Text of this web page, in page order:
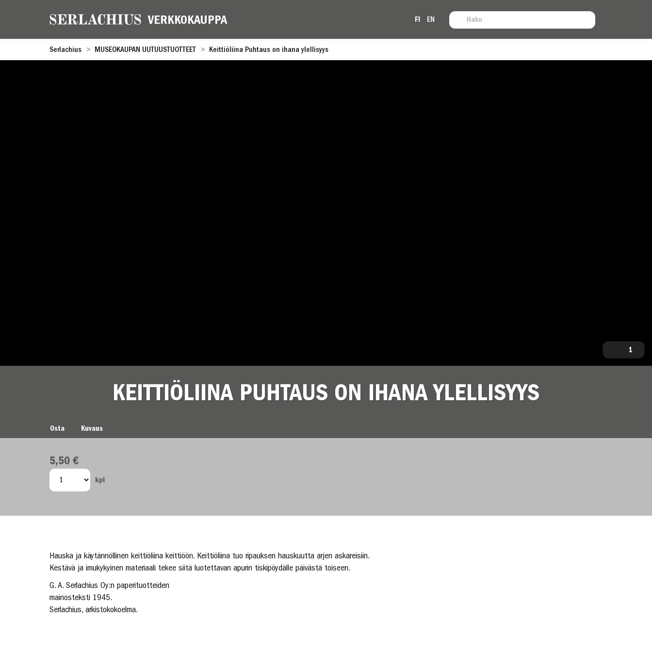
FI EN
Serlachius MUSEOKAUPAN UUTUUSTUOTTEET Keittiöliina Puhtaus on ihana ylellisyys
1
KEITTIÖLIINA PUHTAUS ON IHANA YLELLISYYS
Osta Kuvaus
5,50 €
kpl
Hauska ja käytännöllinen keittiöliina keittiöön. Keittiöliina tuo ripauksen hauskuutta arjen askareisiin.
Kestävä ja imukykyinen materiaali tekee siitä luotettavan apurin tiskipöydälle päivästä toiseen.
G. A. Serlachius Oy:n paperituotteiden
mainosteksti 1945.
Serlachius, arkistokokoelma.